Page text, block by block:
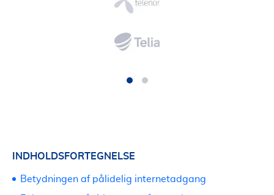
INDHOLDSFORTEGNELSE
Betydningen af pålidelig internetadgang